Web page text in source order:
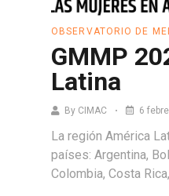
OBSERVATORIO DE
GMMP
Latina
By CIMAC 6
La región América
países: Argentina,
Colombia, Costa